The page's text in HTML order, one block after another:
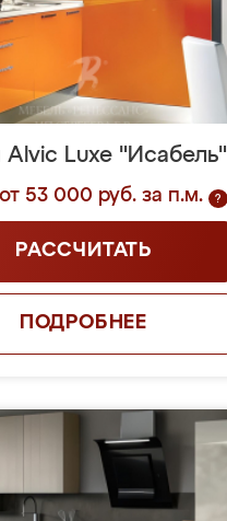
Alvic Luxe "Исабель"
53 000 руб. за п.м. ?
РАССЧИТАТЬ
ПОДРОБНЕЕ